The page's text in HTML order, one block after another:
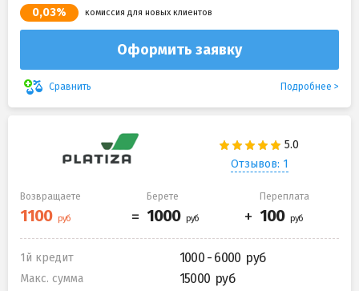
0,03% комиссия для новых клиентов
Оформить заявку
Сравнить Подробнее
Отзывов: 1
Возвращаете Берете Переплата
1й кредит 1000 - 6000
Макс. сумма 15000